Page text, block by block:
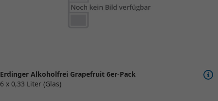
Erdinger Alkoholfrei Grapefruit 6er-Pack
6 x 0,33 Liter (Glas)